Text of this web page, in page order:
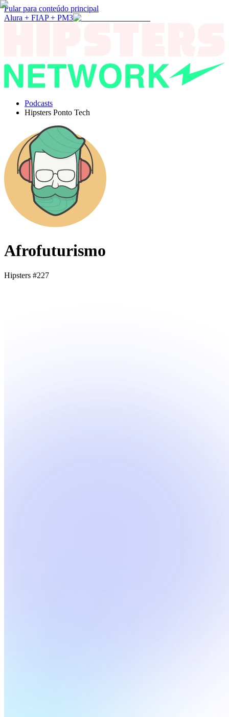
Pular para conteúdo principal
Alura + FIAP + PM3
Podcasts
Hipsters Ponto Tech
Afrofuturismo
Hipsters #227